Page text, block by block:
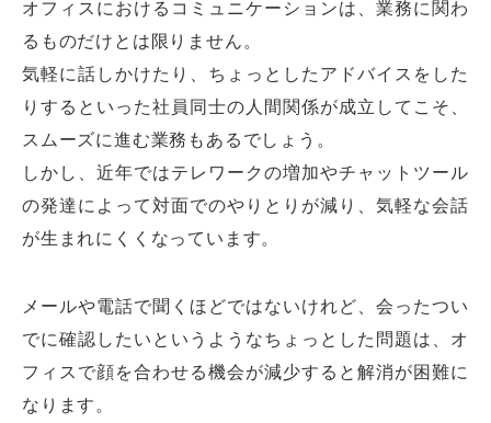
オフィスにおけるコミュニケーションは、業務に関わ
るものだけとは限りません。
気軽に話しかけたり、ちょっとしたアドバイスをした
りするといった社員同士の人間関係が成立してこそ、
スムーズに進む業務もあるでしょう。
しかし、近年ではテレワークの増加やチャットツール
の発達によって対面でのやりとりが減り、気軽な会話
が生まれにくくなっています。
メールや電話で聞くほどではないけれど、会ったつい
でに確認したいというようなちょっとした問題は、オ
フィスで顔を合わせる機会が減少すると解消が困難に
なります。